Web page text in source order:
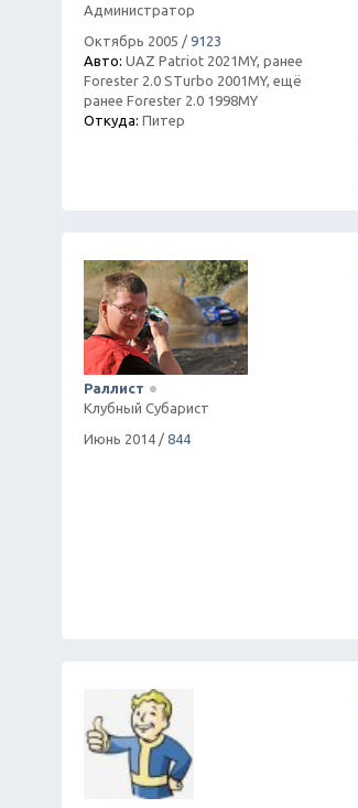
Администратор
Октябрь 2005 / 9123
Авто: UAZ Patriot 2021MY, ранее
Forester 2.0 STurbo 2001MY, ещё
ранее Forester 2.0 1998MY
Откуда: Питер
Раллист
Клубный Субарист
Июнь 2014 / 844